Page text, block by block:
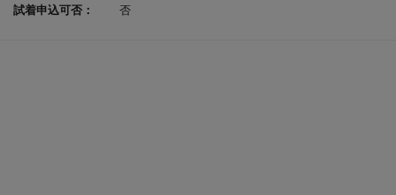
試着申込可否：
否